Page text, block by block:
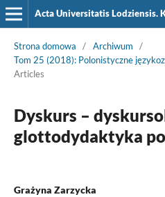
Strona domowa / Archiwum
/
Tom 25 (2018): Polonistyczne
Articles
Dyskurs –
glottodydaktyka
Grażyna Zarzycka